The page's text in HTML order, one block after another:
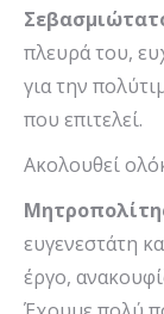
πλευρά του,
για την
που επιτελεί.
Ακολουθεί
ευγενεστάτη
έργο,